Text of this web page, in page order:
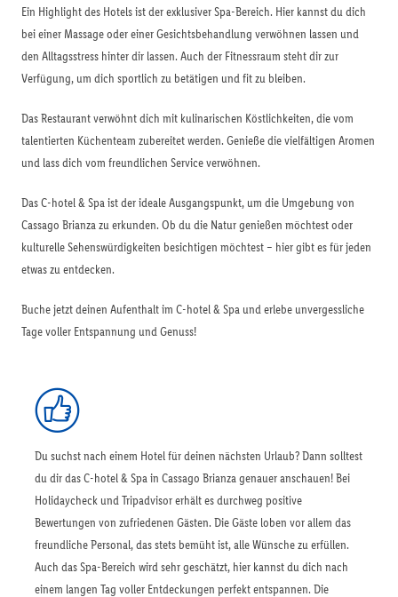
Ein Highlight des Hotels ist der exklusiver Spa-Bereich. Hier kannst du dich
bei einer Massage oder einer Gesichtsbehandlung verwöhnen lassen und
den Alltagsstress hinter dir lassen. Auch der Fitnessraum steht dir zur
Verfügung, um dich sportlich zu betätigen und fit zu bleiben.
Das Restaurant verwöhnt dich mit kulinarischen Köstlichkeiten, die vom
talentierten Küchenteam zubereitet werden. Genieße die vielfältigen Aromen
und lass dich vom freundlichen Service verwöhnen.
Das C-hotel & Spa ist der ideale Ausgangspunkt, um die Umgebung von
Cassago Brianza zu erkunden. Ob du die Natur genießen möchtest oder
kulturelle Sehenswürdigkeiten besichtigen möchtest – hier gibt es für jeden
etwas zu entdecken.
Buche jetzt deinen Aufenthalt im C-hotel & Spa und erlebe unvergessliche
Tage voller Entspannung und Genuss!
Du suchst nach einem Hotel für deinen nächsten Urlaub? Dann solltest
du dir das C-hotel & Spa in Cassago Brianza genauer anschauen! Bei
Holidaycheck und Tripadvisor erhält es durchweg positive
Bewertungen von zufriedenen Gästen. Die Gäste loben vor allem das
freundliche Personal, das stets bemüht ist, alle Wünsche zu erfüllen.
Auch das Spa-Bereich wird sehr geschätzt, hier kannst du dich nach
einem langen Tag voller Entdeckungen perfekt entspannen. Die